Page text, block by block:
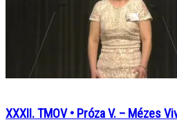
XXXII. TMOV • Próza V. – Mézes